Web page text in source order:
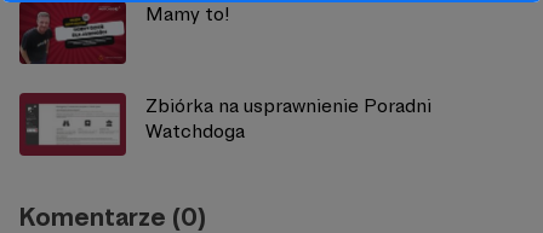
Mamy to!
Zbiórka na usprawnienie Poradni
Watchdoga
Komentarze (0)